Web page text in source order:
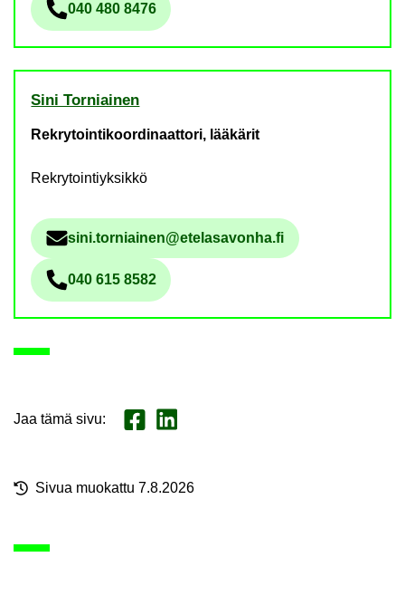
Pu­he­lin­nu­me­ro
040 480 8476
Sini Tor­niai­nen
Rekrytointikoordinaattori, lääkärit
Rekrytointiyksikkö
Säh­kö­pos­tio­soi­te
sini.tor­niai­nen@ete­la­sa­von­ha.fi
Pu­he­lin­nu­me­ro
040 615 8582
Jaa tämä sivu: Jaa Face­book
Jaa Lin­ke­dI­nis­sä
Sivua muo­kat­tu 7.8.2026